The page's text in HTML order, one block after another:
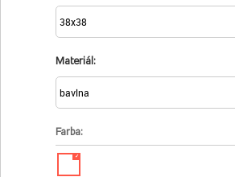
Materiál:
Farba:
✓